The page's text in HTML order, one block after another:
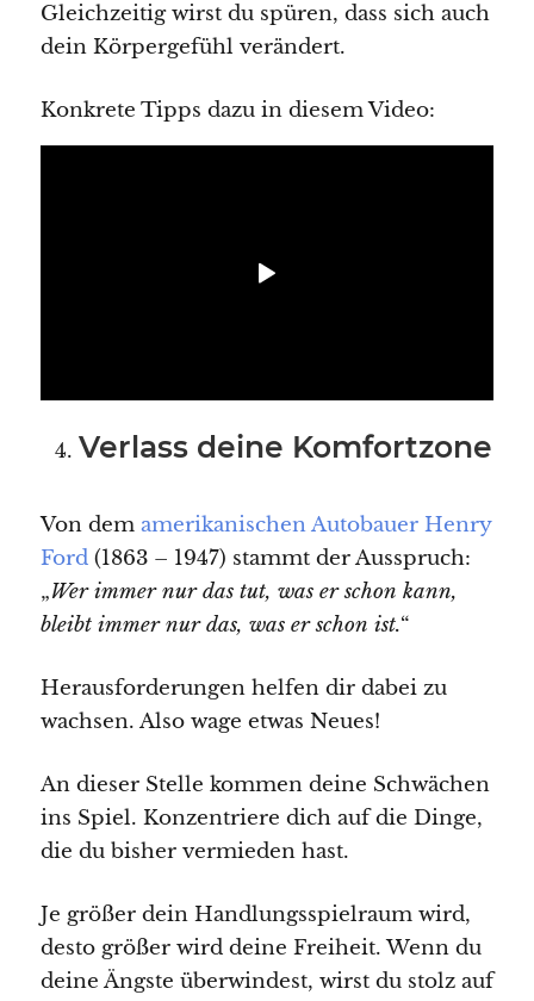
Gleichzeitig wirst du spüren, dass sich auch
dein Körpergefühl verändert.
Konkrete Tipps dazu in diesem Video:
Verlass deine Komfortzone
Von dem amerikanischen Autobauer Henry
Ford(1863 – 1947) stammt der Ausspruch:
„Wer immer nur das tut, was er schon kann,
bleibt immer nur das, was er schon ist.“
Herausforderungen helfen dir dabei zu
wachsen. Also wage etwas Neues!
An dieser Stelle kommen deine Schwächen
ins Spiel. Konzentriere dich auf die Dinge,
die du bisher vermieden hast.
Je größer dein Handlungsspielraum wird,
desto größer wird deine Freiheit. Wenn du
deine Ängste überwindest, wirst du stolz auf